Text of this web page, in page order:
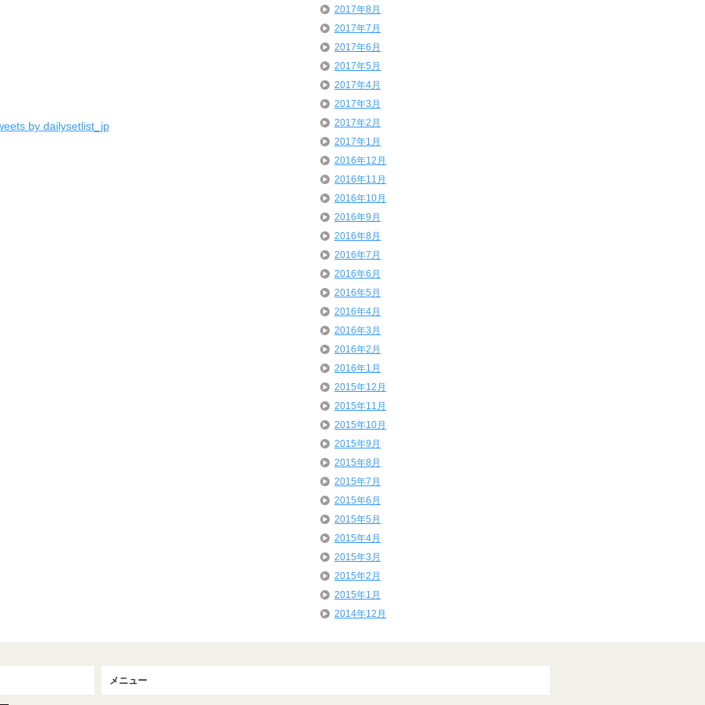
by dailysetlist_jp
2017年8月
2017年7月
2017年6月
2017年5月
2017年4月
2017年3月
2017年2月
2017年1月
2016年12月
2016年11月
2016年10月
2016年9月
2016年8月
2016年7月
2016年6月
2016年5月
2016年4月
2016年3月
2016年2月
2016年1月
2015年12月
2015年11月
2015年10月
2015年9月
2015年8月
2015年7月
2015年6月
2015年5月
2015年4月
2015年3月
2015年2月
2015年1月
2014年12月
メニュー